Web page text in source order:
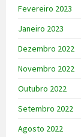
Fevereiro 2023
Janeiro 2023
Dezembro 2022
Novembro 2022
Outubro 2022
Setembro 2022
Agosto 2022